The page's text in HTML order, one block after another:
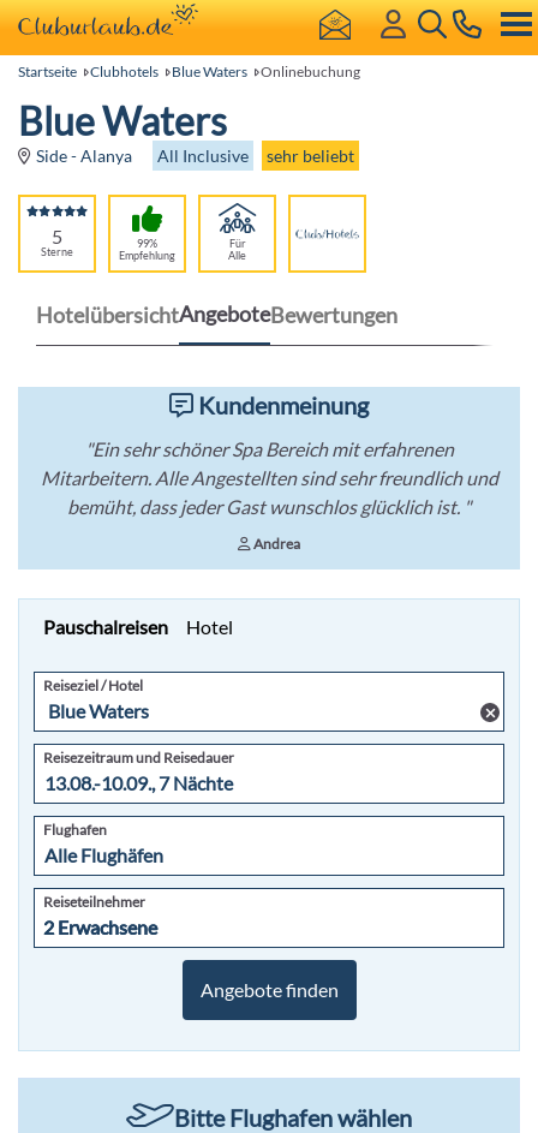
Startseite Clubhotels Blue Waters Onlinebuchung
Blue Waters
Side - Alanya All Inclusive sehr beliebt
5
Sterne
99%
Empfehlung
Für
Alle
HotelübersichtAngeboteBewertungen
+49
6103-
5969-
32
Kundenmeinung
"Ein sehr schöner Spa Bereich mit erfahrenen
Mitarbeitern. Alle Angestellten sind sehr freundlich und
bemüht, dass jeder Gast wunschlos glücklich ist. "
Andrea
Pauschalreisen Hotel
Reiseziel / Hotel
Reisezeitraum und Reisedauer
Flughafen
Reiseteilnehmer
2 Erwachsene
2 Erwachsene
Angebote finden
Bitte Flughafen wählen